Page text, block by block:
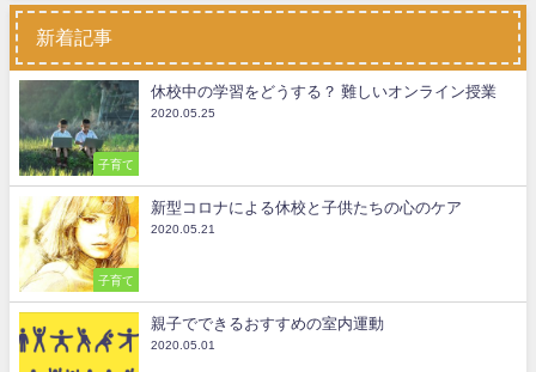
新着記事
子育て
休校中の学習をどうする？ 難しいオンライン授業
2020.05.25
子育て
新型コロナによる休校と子供たちの心のケア
2020.05.21
親子でできるおすすめの室内運動
2020.05.01